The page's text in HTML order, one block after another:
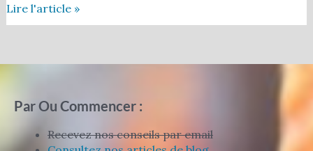
Lire l'article »
Par Ou Commencer :
Recevez nos conseils par email